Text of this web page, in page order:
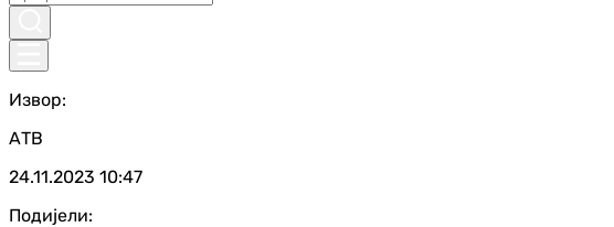
Извор:
АТВ
24.11.2023 10:47
Подијели: